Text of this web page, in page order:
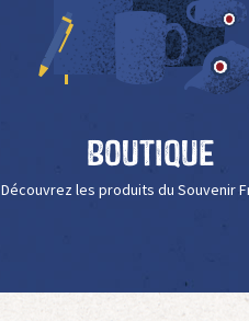
Boutique
Découvrez les produits du Souvenir